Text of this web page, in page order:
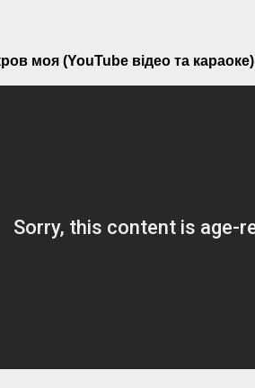
моя (YouTube відео та караоке)